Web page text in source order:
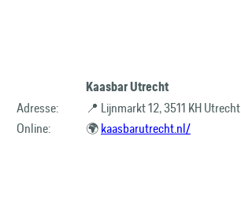
Kaasbar Utrecht
Adresse:
📍 Lijnmarkt 12, 3511 KH Utrecht
Online:
🌍kaasbarutrecht.nl/